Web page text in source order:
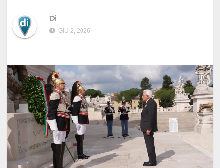
Di
GIU 2, 2026